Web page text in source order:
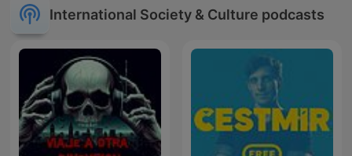
International Society & Culture podcasts